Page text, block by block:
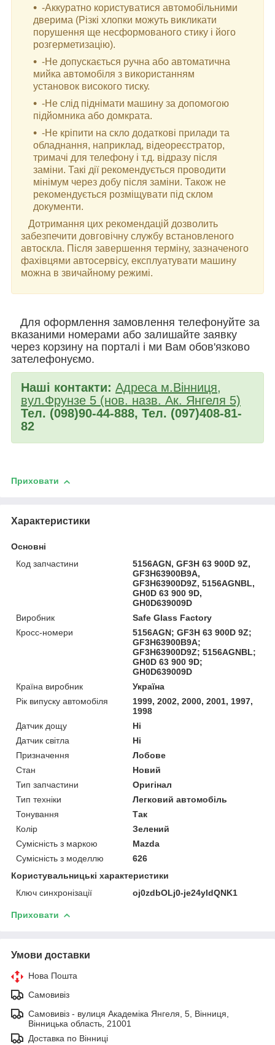
-Аккуратно користуватися автомобільними
дверима (Різкі хлопки можуть викликати
порушення ще несформованого стику і його
розгерметизацію).
-Не допускається ручна або автоматична
мийка автомобіля з використанням
установок високого тиску.
-Не слід піднімати машину за допомогою
підйомника або домкрата.
-Не кріпити на скло додаткові прилади та
обладнання, наприклад, відеореєстратор,
тримачі для телефону і т.д. відразу після
заміни. Такі дії рекомендується проводити
мінімум через добу після заміни. Також не
рекомендується розміщувати під склом
документи.
Дотримання цих рекомендацій дозволить
забезпечити довговічну службу встановленого
автоскла. Після завершення терміну, зазначеного
фахівцями автосервісу, експлуатувати машину
можна в звичайному режимі.
Для оформлення замовлення телефонуйте за
вказаними номерами або залишайте заявку
через корзину на порталі і ми Вам обов'язково
зателефонуємо.
Наші контакти: Адреса м.Вінниця,
вул.Фрунзе 5 (нов. назв. Ак. Янгеля 5)
Тел. (098)90-44-888, Тел. (097)408-81-
82
Приховати
Характеристики
Основні
Код запчастини
5156AGN, GF3H 63 900D 9Z,
GF3H63900B9A,
GF3H63900D9Z, 5156AGNBL,
GH0D 63 900 9D,
GH0D639009D
Виробник
Safe Glass Factory
Кросс-номери
5156AGN; GF3H 63 900D 9Z;
GF3H63900B9A;
GF3H63900D9Z; 5156AGNBL;
GH0D 63 900 9D;
GH0D639009D
Країна виробник
Україна
Рік випуску автомобіля
1999, 2002, 2000, 2001, 1997,
1998
Датчик дощу
Ні
Датчик світла
Ні
Призначення
Лобове
Стан
Новий
Тип запчастини
Оригінал
Тип техніки
Легковий автомобіль
Тонування
Так
Колір
Зелений
Сумісність з маркою
Mazda
Сумісність з моделлю
626
Користувальницькі характеристики
Ключ синхронізації
oj0zdbOLj0-je24yldQNK1
Приховати
Умови доставки
Нова Пошта
Самовивіз
Самовивіз - вулиця Академіка Янгеля, 5, Вінниця,
Вінницька область, 21001
Доставка по Вінниці